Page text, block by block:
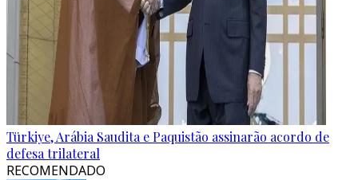
Türkiye, Arábia Saudita e Paquistão assinarão acordo de
defesa trilateral
RECOMENDADO